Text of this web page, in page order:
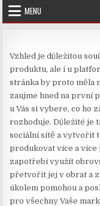
Skip
content
MENU
Vzhled je důležitou
produktu, ale i u
stránka by proto měla
zaujme hned na první
u Vás si vybere, co ho
rozhoduje. Důležité je
sociální sítě a vytvořit
produkovat více a více
zapotřebí využít
přetvořit jej v obrat a
úkolem pomohou a
pro všechny Vaše